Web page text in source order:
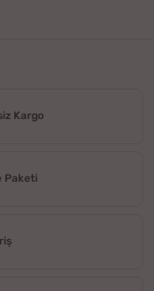
Kargo
Paketi